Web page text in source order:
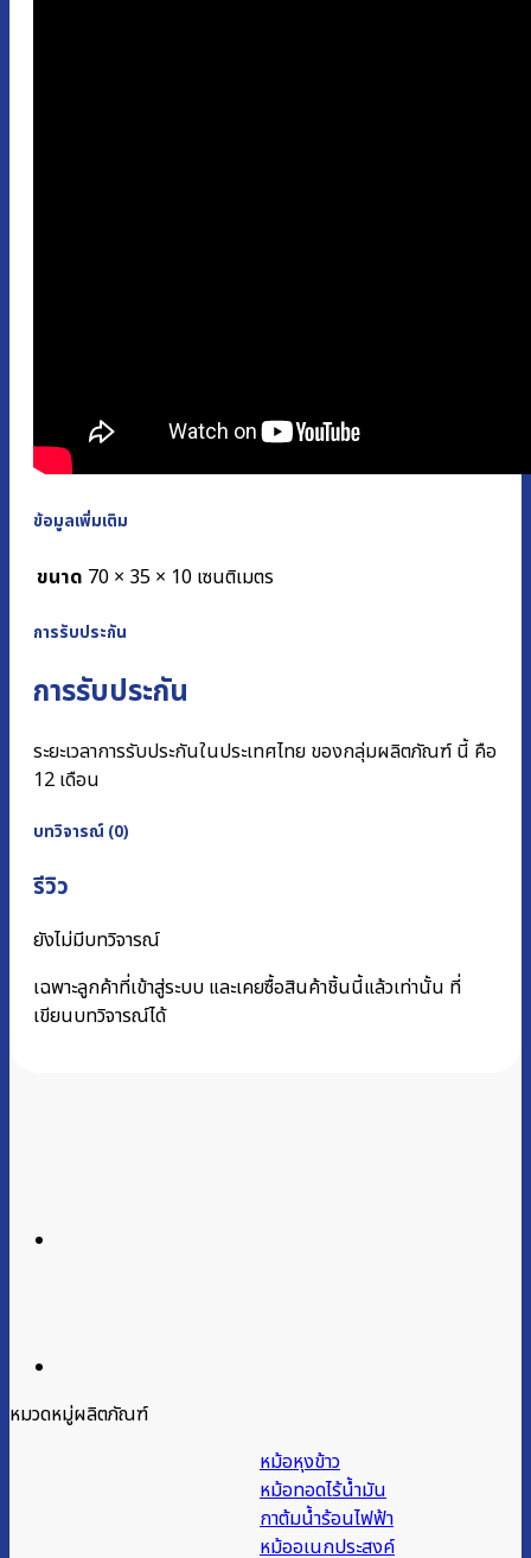
ข้อมูลเพิ่มเติม
ขนาด 70 × 35 × 10 เซนติเมตร
การรับประกัน
การรับประกัน
ระยะเวลาการรับประกันในประเทศไทย ของกลุ่มผลิตภัณฑ์ นี้ คือ
12 เดือน
บทวิจารณ์ (0)
รีวิว
ยังไม่มีบทวิจารณ์
เฉพาะลูกค้าที่เข้าสู่ระบบ และเคยซื้อสินค้าชิ้นนี้แล้วเท่านั้น ที่
เขียนบทวิจารณ์ได้
หมวดหมู่ผลิตภัณฑ์
หม้อหุงข้าว
หม้อทอดไร้น้ำมัน
กาต้มน้ำร้อนไฟฟ้า
หม้ออเนกประสงค์